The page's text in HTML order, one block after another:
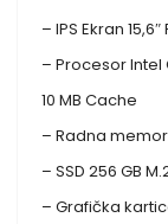
– IPS Ekran 15,6″
– Procesor Intel
10 MB Cache
– Radna
– SSD 256 GB
– Grafička